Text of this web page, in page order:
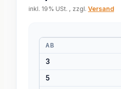
inkl. 19% USt. , zzgl. Versand
AB
3
5